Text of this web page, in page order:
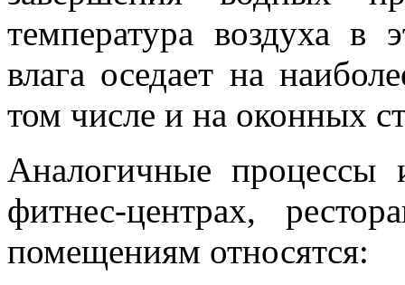
температура воздуха в
влага оседает на
том числе и на оконных
Аналогичные
фитнес-центрах,
помещениям относятся: